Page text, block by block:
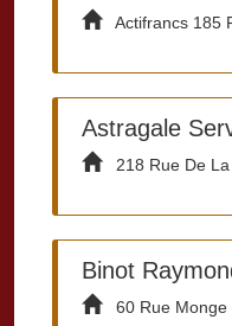
Actifrancs 185
Astragale
218 Rue De La
Binot
60 Rue Monge